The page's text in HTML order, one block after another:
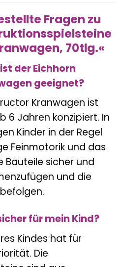
Fragen zu
70tlg.«
der Eichhorn
geeignet?
Kranwagen ist
6 Jahren konzipiert. In
Kinder in der Regel
Feinmotorik und das
Bauteile sicher und
und die
für mein Kind?
Kindes hat für
Die